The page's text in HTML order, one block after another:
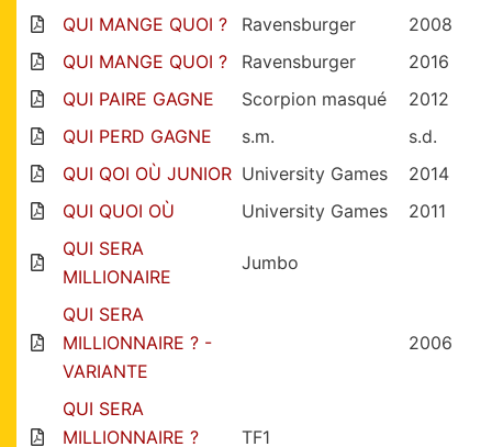
QUI MANGE QUOI ? Ravensburger
2008
QUI MANGE QUOI ?
Ravensburger
2016
QUI PAIRE GAGNE
Scorpion masqué
2012
QUI PERD GAGNE
s.m.
s.d.
QUI QOI OÙ JUNIOR University Games
2014
QUI QUOI OÙ
University Games
2011
QUI SERA
MILLIONAIRE
Jumbo
QUI SERA
MILLIONNAIRE ? -
VARIANTE
2006
QUI SERA
MILLIONNAIRE ?
TF1